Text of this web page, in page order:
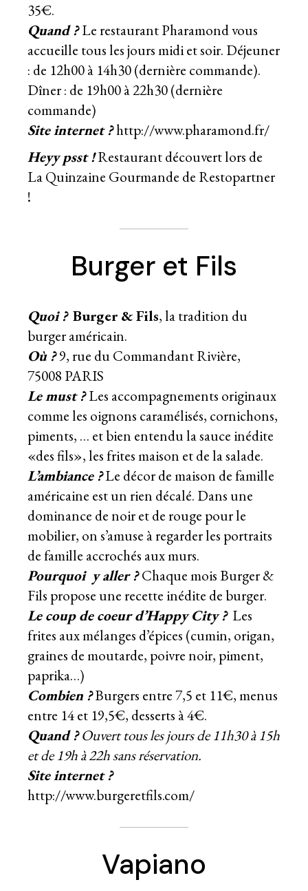
35€.
Quand ?Le restaurant Pharamond vous
accueille tous les jours midi et soir. Déjeuner
: de 12h00 à 14h30 (dernière commande).
Dîner : de 19h00 à 22h30 (dernière
commande)
Site internet ?http://www.pharamond.fr/
Heyy psst !Restaurant découvert lors de
La Quinzaine Gourmande de Restopartner
!
Burger et Fils
Quoi ? Burger & Fils, la tradition du
burger américain.
Où ?9, rue du Commandant Rivière,
75008 PARIS
Le must ?Les accompagnements originaux
comme les oignons caramélisés, cornichons,
piments, … et bien entendu la sauce inédite
«des fils», les frites maison et de la salade.
L’ambiance ?Le décor de maison de famille
américaine est un rien décalé. Dans une
dominance de noir et de rouge pour le
mobilier, on s’amuse à regarder les portraits
de famille accrochés aux murs.
Pourquoi y aller ?Chaque mois Burger &
Fils propose une recette inédite de burger.
Le coup de coeur d’Happy City ?Les
frites aux mélanges d’épices (cumin, origan,
graines de moutarde, poivre noir, piment,
paprika…)
Combien ?Burgers entre 7,5 et 11€, menus
entre 14 et 19,5€, desserts à 4€.
Quand ?Ouvert tous les jours de 11h30 à 15h
et de 19h à 22h sans réservation.
Site internet ?
http://www.burgeretfils.com/
Vapiano